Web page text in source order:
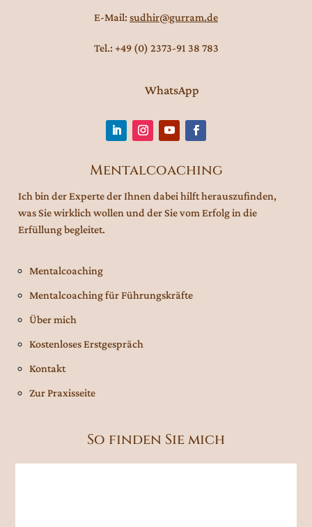
E-Mail: sudhir@gurram.de
Tel.: +49 (0) 2373-91 38 783
WhatsApp
Mentalcoaching
Ich bin der Experte der Ihnen dabei hilft herauszufinden,
was Sie wirklich wollen und der Sie vom Erfolg in die
Erfüllung begleitet.
Mentalcoaching
Mentalcoaching für Führungskräfte
Über mich
Kostenloses Erstgespräch
Kontakt
Zur Praxisseite
So finden Sie mich